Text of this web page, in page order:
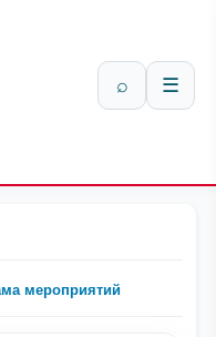
⌕ ☰
мероприятий